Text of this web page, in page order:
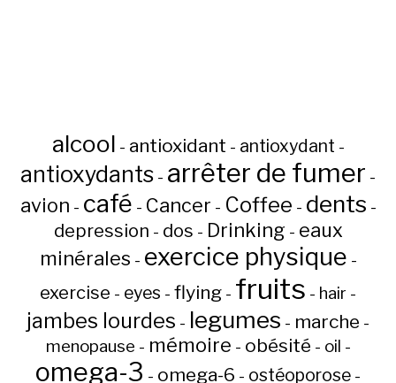
alcool - antioxidant - antioxydant -
antioxydants - arrêter de fumer -
avion - café - Cancer - Coffee - dents -
depression - dos - Drinking - eaux
minérales - exercice physique -
exercise - eyes - flying - fruits - hair -
jambes lourdes - legumes - marche -
menopause - mémoire - obésité - oil -
omega-3 - omega-6 - ostéoporose -